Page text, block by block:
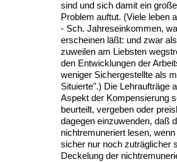
sind und sich damit ein
Problem auftut. (Viele leben
- Sch. Jahreseinkommen,
erscheinen läßt: und zwar
zuweilen am Liebsten
den Entwicklungen der
weniger Sichergestellte als
Situierte".) Die Lehraufträge
Aspekt der Kompensierung
beurteilt, vergeben oder
dagegen einzuwenden, daß
nichtremuneriert lesen,
sicher nur noch zuträglicher
Deckelung der